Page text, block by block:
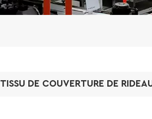
TISSU DE COUVERTURE DE